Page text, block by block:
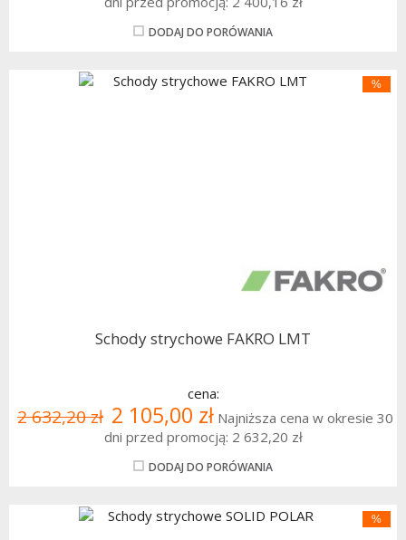
DODAJ DO PORÓWANIA
%
Schody strychowe FAKRO LMT
cena:
2 632,20 zł 2 105,00 zł Najniższa cena w okresie 30
dni przed promocją: 2 632,20 zł
DODAJ DO PORÓWANIA
%